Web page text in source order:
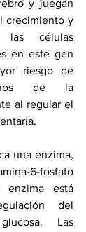
y juegan
crecimiento y
las células
en este gen
riesgo de
de la
al regular el
una enzima,
fosfato
enzima está
del
Las